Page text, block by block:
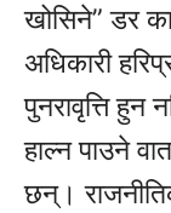
खोसिने” डर
अधिकारी
पुनरावृत्ति हुन
हाल्न पाउने
छन्।